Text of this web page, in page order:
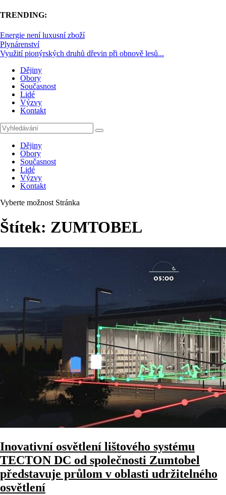
TRENDING:
Energie není luxusní zboží
Plynárenství
Využití pionýrských druhů dřevin při obnově lesů...
Dějiny
Obory
Současnost
Lidé
Výzvy
Kontakt
Dějiny
Obory
Současnost
Lidé
Výzvy
Kontakt
Vyberte možnost Stránka
Štítek: ZUMTOBEL
Inovativní osvětlení lištového systému
TECTON DC od společnosti Zumtobel
představuje průlom v oblasti udržitelného
osvětlení